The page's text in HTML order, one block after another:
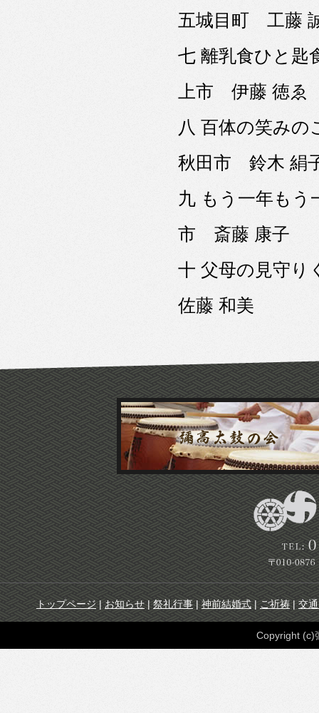
五城目町 工藤
七 離乳食ひと
上市 伊藤 徳ゑ
八 百体の笑み
秋田市 鈴木 絹
九 もう一年も
市 斎藤 康子
十 父母の見守
佐藤 和美
トップページ|お知らせ|祭礼行事|神前結婚式|ご祈祷 |交
Copyright (c)